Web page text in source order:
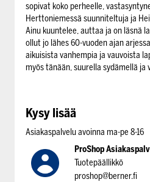
sopivat koko perheelle,
Herttoniemessä suunniteltuja ja
Ainu kuuntelee, auttaa ja on läsnä
ollut jo lähes 60-vuoden ajan
aikuisista vanhempia ja vauvoista
myös tänään, suurella sydämellä
Kysy lisää
Asiakaspalvelu avoinna ma-pe 8-16
ProShop
Tuotepäällikkö
proshop@berner.fi